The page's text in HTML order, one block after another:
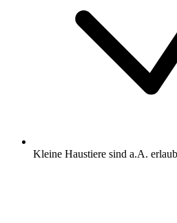
Kleine Haustiere sind a.A.